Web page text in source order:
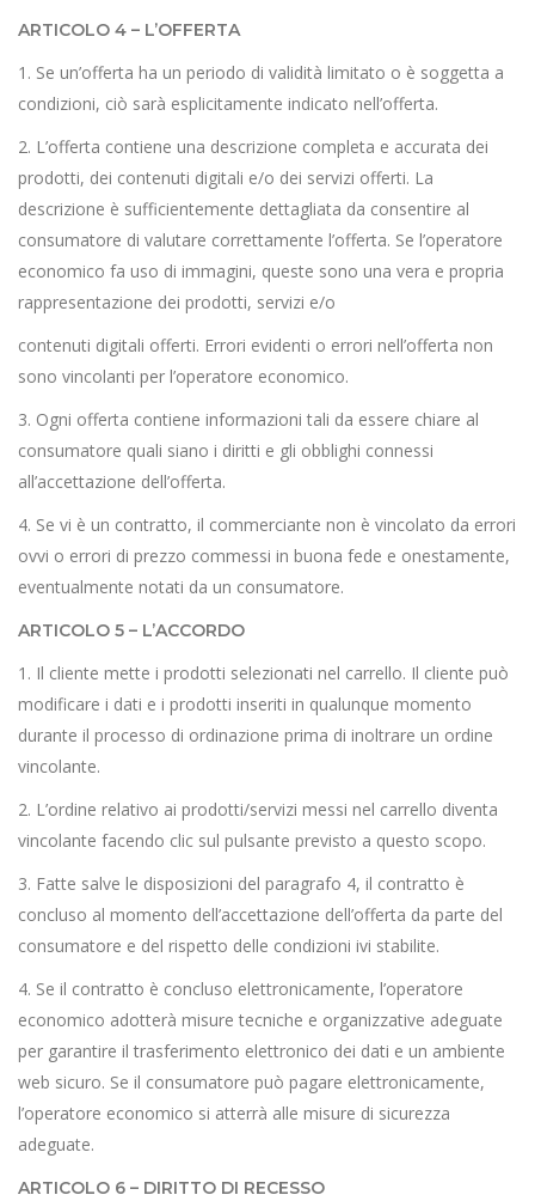
ARTICOLO 4 – L’OFFERTA
1. Se un’offerta ha un periodo di validità limitato o è soggetta a
condizioni, ciò sarà esplicitamente indicato nell’offerta.
2. L’offerta contiene una descrizione completa e accurata dei
prodotti, dei contenuti digitali e/o dei servizi offerti. La
descrizione è sufficientemente dettagliata da consentire al
consumatore di valutare correttamente l’offerta. Se l’operatore
economico fa uso di immagini, queste sono una vera e propria
rappresentazione dei prodotti, servizi e/o
contenuti digitali offerti. Errori evidenti o errori nell’offerta non
sono vincolanti per l’operatore economico.
3. Ogni offerta contiene informazioni tali da essere chiare al
consumatore quali siano i diritti e gli obblighi connessi
all’accettazione dell’offerta.
4. Se vi è un contratto, il commerciante non è vincolato da errori
ovvi o errori di prezzo commessi in buona fede e onestamente,
eventualmente notati da un consumatore.
ARTICOLO 5 – L’ACCORDO
1. Il cliente mette i prodotti selezionati nel carrello. Il cliente può
modificare i dati e i prodotti inseriti in qualunque momento
durante il processo di ordinazione prima di inoltrare un ordine
vincolante.
2. L’ordine relativo ai prodotti/servizi messi nel carrello diventa
vincolante facendo clic sul pulsante previsto a questo scopo.
3. Fatte salve le disposizioni del paragrafo 4, il contratto è
concluso al momento dell’accettazione dell’offerta da parte del
consumatore e del rispetto delle condizioni ivi stabilite.
4. Se il contratto è concluso elettronicamente, l’operatore
economico adotterà misure tecniche e organizzative adeguate
per garantire il trasferimento elettronico dei dati e un ambiente
web sicuro. Se il consumatore può pagare elettronicamente,
l’operatore economico si atterrà alle misure di sicurezza
adeguate.
ARTICOLO 6 – DIRITTO DI RECESSO